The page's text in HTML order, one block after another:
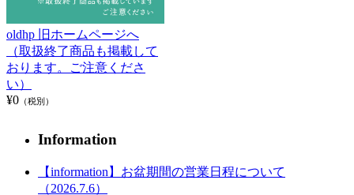
oldhp 旧ホームページへ
（取扱終了商品も掲載して
おります。ご注意くださ
い）
¥0 （税別）
Information
【information】お盆期間の営業日程について
（2026.7.6）